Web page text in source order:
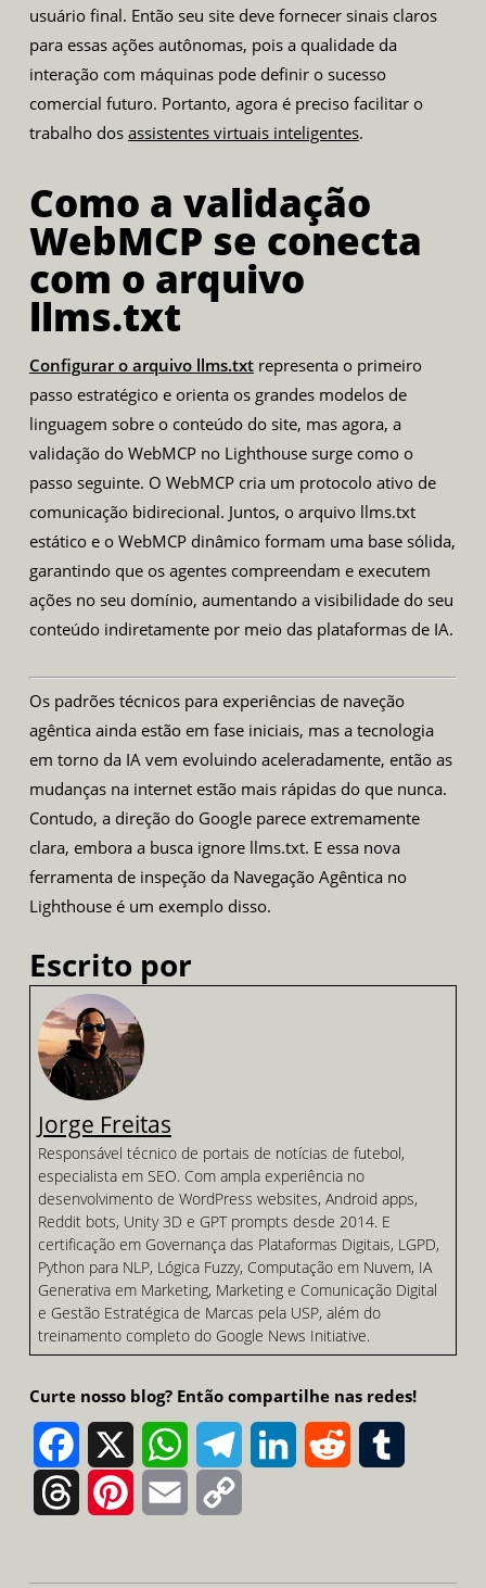
usuário final. Então seu site deve fornecer sinais claros
para essas ações autônomas, pois a qualidade da
interação com máquinas pode definir o sucesso
comercial futuro. Portanto, agora é preciso facilitar o
trabalho dos assistentes virtuais inteligentes.
Como a validação
WebMCP se conecta
com o arquivo
llms.txt
Configurar o arquivo llms.txtrepresenta o primeiro
passo estratégico e orienta os grandes modelos de
linguagem sobre o conteúdo do site, mas agora, a
validação do WebMCP no Lighthouse surge como o
passo seguinte. O WebMCP cria um protocolo ativo de
comunicação bidirecional. Juntos, o arquivo llms.txt
estático e o WebMCP dinâmico formam uma base sólida,
garantindo que os agentes compreendam e executem
ações no seu domínio, aumentando a visibilidade do seu
conteúdo indiretamente por meio das plataformas de IA.
Os padrões técnicos para experiências de naveção
agêntica ainda estão em fase iniciais, mas a tecnologia
em torno da IA vem evoluindo aceleradamente, então as
mudanças na internet estão mais rápidas do que nunca.
Contudo, a direção do Google parece extremamente
clara, embora a busca ignore llms.txt. E essa nova
ferramenta de inspeção da Navegação Agêntica no
Lighthouse é um exemplo disso.
Escrito por
Jorge Freitas
Responsável técnico de portais de notícias de futebol,
especialista em SEO. Com ampla experiência no
desenvolvimento de WordPress websites, Android apps,
Reddit bots, Unity 3D e GPT prompts desde 2014. E
certificação em Governança das Plataformas Digitais, LGPD,
Python para NLP, Lógica Fuzzy, Computação em Nuvem, IA
Generativa em Marketing, Marketing e Comunicação Digital
e Gestão Estratégica de Marcas pela USP, além do
treinamento completo do Google News Initiative.
Curte nosso blog? Então compartilhe nas redes!
Facebook
X WhatsAppTelegramLinkedInRedditTumblr
ThreadsPinterestEmail Copy